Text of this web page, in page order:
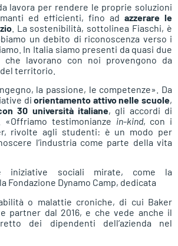
lavora per rendere le proprie soluzioni
ed efficienti, fino ad azzerare le
. La sostenibilità, sottolinea Fiaschi, è
un debito di riconoscenza verso i
In Italia siamo presenti da quasi due
che lavorano con noi provengono da
territorio.
la passione, le competenze». Da
diorientamento attivo nelle scuole,
30 università italiane, gli accordi di
testimonianze in-kind, con i
rivolte agli studenti: è un modo per
l’industria come parte della vita
iniziative sociali mirate, come la
Fondazione Dynamo Camp, dedicata
o malattie croniche, di cui Baker
partner dal 2016, e che vede anche il
dei dipendenti dell’azienda nel